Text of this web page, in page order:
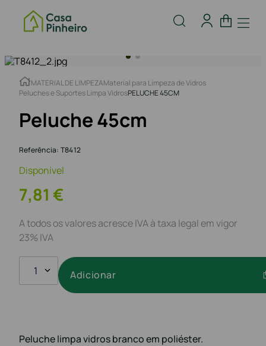
MATERIAL DE LIMPEZAMaterial para Limpeza de Vidros
Peluches e Suportes Limpa VidrosPELUCHE 45CM
Peluche 45cm
Referência: T8412
Disponível
7,81 €
A todos os valores acresce IVA à taxa legal em vigor
23% IVA
1 Adicionar
Peluche limpa vidros branco em poliéster.